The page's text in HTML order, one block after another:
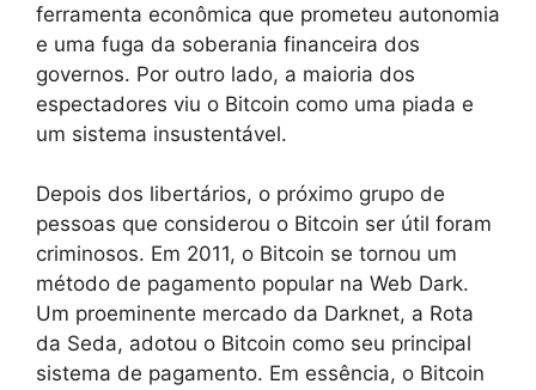
ferramenta econômica que prometeu autonomia
e uma fuga da soberania financeira dos
governos. Por outro lado, a maioria dos
espectadores viu o Bitcoin como uma piada e
um sistema insustentável.
Depois dos libertários, o próximo grupo de
pessoas que considerou o Bitcoin ser útil foram
criminosos. Em 2011, o Bitcoin se tornou um
método de pagamento popular na Web Dark.
Um proeminente mercado da Darknet, a Rota
da Seda, adotou o Bitcoin como seu principal
sistema de pagamento. Em essência, o Bitcoin